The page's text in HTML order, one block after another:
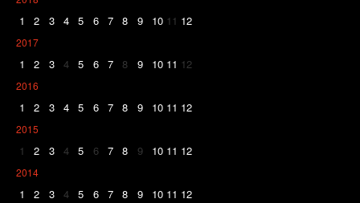
1 2 3 4 5 6 7 8 9 10 11 12
2017
1 2 3 4 5 6 7 8 9 10 11 12
2016
1 2 3 4 5 6 7 8 9 10 11 12
2015
1 2 3 4 5 6 7 8 9 10 11 12
2014
1 2 3 4 5 6 7 8 9 10 11 12